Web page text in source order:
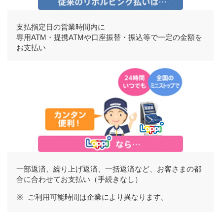
支払指定日の営業時間内に
専用ATM・提携ATMや口座振替・振込等で一定の金額を
お支払い
一部返済、繰り上げ返済、一括返済など、お客さまの都
合に合わせてお支払い（手続きなし）
※ ご利用可能時間は企業により異なります。